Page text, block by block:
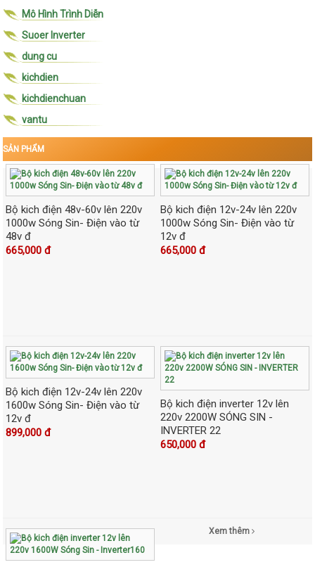
Mô Hình Trình Diễn
Suoer Inverter
dung cu
kichdien
kichdienchuan
vantu
SẢN PHẨM
Bộ kich điện 48v-60v lên 220v
1000w Sóng Sin- Điện vào từ
48v đ
665,000 đ
Bộ kich điện 12v-24v lên 220v
1000w Sóng Sin- Điện vào từ
12v đ
665,000 đ
Bộ kich điện 12v-24v lên 220v
1600w Sóng Sin- Điện vào từ
12v đ
899,000 đ
Bộ kich điện inverter 12v lên
220v 2200W SÓNG SIN -
INVERTER 22
650,000 đ
Xem thêm